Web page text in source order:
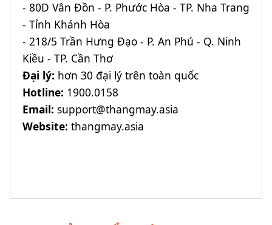
- 80D Vân Đồn - P. Phước Hòa - TP. Nha Trang
- Tỉnh Khánh Hòa
- 218/5 Trần Hưng Đạo - P. An Phú - Q. Ninh
Kiều - TP. Cần Thơ
Đại lý: hơn 30 đại lý trên toàn quốc
Hotline: 1900.0158
Email: support@thangmay.asia
Website: thangmay.asia